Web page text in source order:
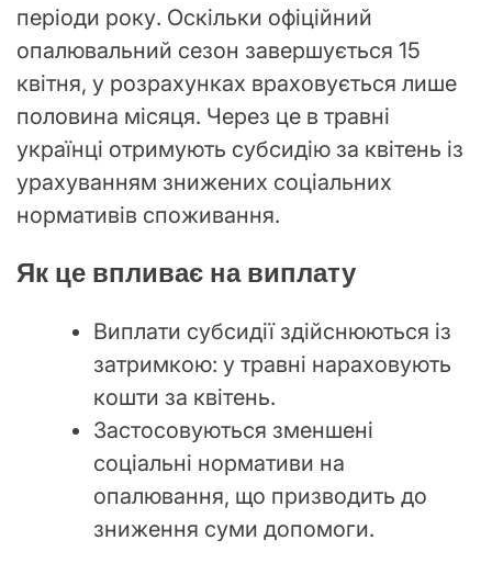
періоди року. Оскільки офіційний
опалювальний сезон завершується 15
квітня, у розрахунках враховується лише
половина місяця. Через це в травні
українці отримують субсидію за квітень із
урахуванням знижених соціальних
нормативів споживання.
Як це впливає на виплату
Виплати субсидії здійснюються із
затримкою: у травні нараховують
кошти за квітень.
Застосовуються зменшені
соціальні нормативи на
опалювання, що призводить до
зниження суми допомоги.